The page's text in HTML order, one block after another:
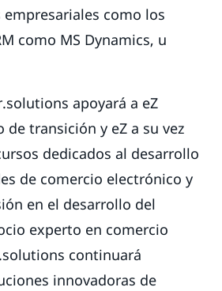
como los
como MS Dynamics, u
apoyará a eZ
transición y eZ a su vez
dedicados al desarrollo
de comercio electrónico y
en el desarrollo del
experto en comercio
continuará
innovadoras de